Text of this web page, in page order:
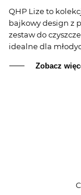
QHP Lize to
bajkowy design z
zestaw do
idealne dla
Zobacz